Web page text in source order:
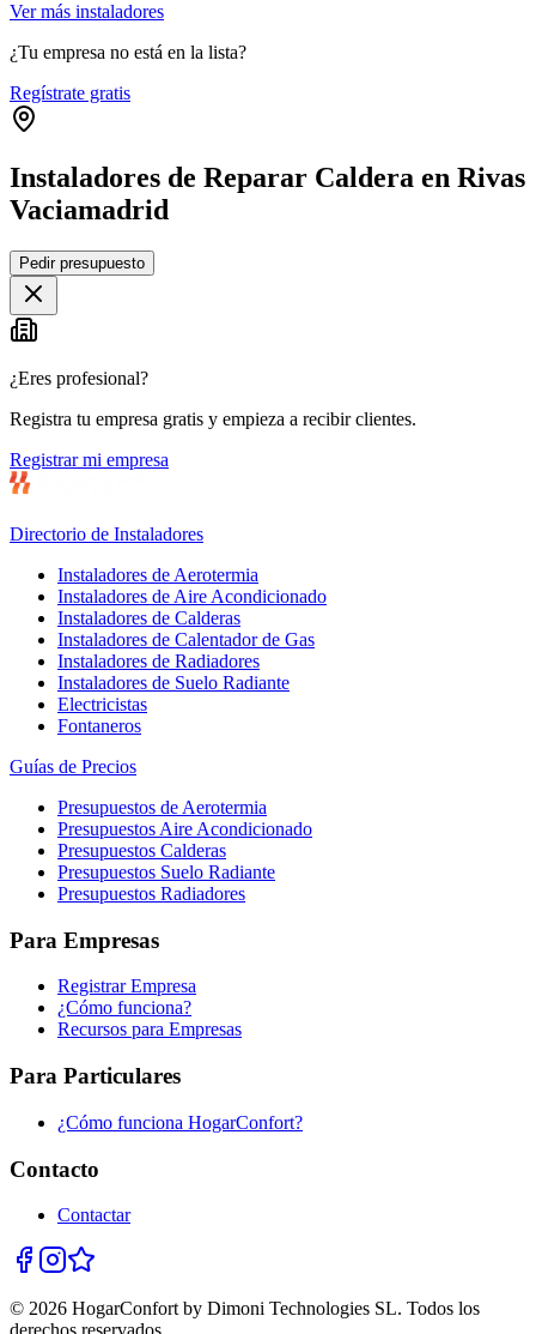
Ver más instaladores
¿Tu empresa no está en la lista?
Regístrate gratis
Instaladores de Reparar Caldera en Rivas
Vaciamadrid
+
−
Pedir presupuesto
¿Eres profesional?
Registra tu empresa gratis y empieza a recibir clientes.
Registrar mi empresa
Directorio de Instaladores
Instaladores de Aerotermia
Instaladores de Aire Acondicionado
Instaladores de Calderas
Instaladores de Calentador de Gas
Instaladores de Radiadores
Instaladores de Suelo Radiante
Electricistas
Fontaneros
Guías de Precios
Presupuestos de Aerotermia
Presupuestos Aire Acondicionado
Presupuestos Calderas
Presupuestos Suelo Radiante
Presupuestos Radiadores
Para Empresas
Registrar Empresa
¿Cómo funciona?
Recursos para Empresas
Para Particulares
¿Cómo funciona HogarConfort?
Contacto
Contactar
© 2026 HogarConfort by Dimoni Technologies SL. Todos los